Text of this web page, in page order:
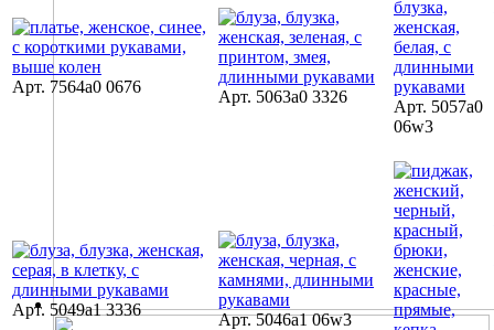
Арт. 7564a0 0676
Арт. 5063a0 3326
Арт. 5057a0
06w3
Арт. 5049a1 3336
Арт. 5046a1 06w3